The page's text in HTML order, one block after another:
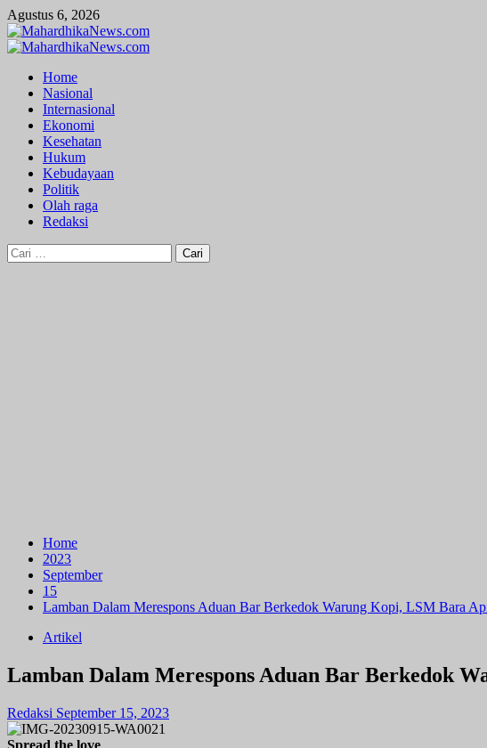
Skip
to
content
Agustus 6, 2026
Primary
Home
Nasional
Internasional
Ekonomi
Kesehatan
Hukum
Kebudayaan
Politik
Olah raga
Redaksi
Cari
untuk:
Home
2023
September
15
Lamban Dalam Merespons Aduan Bar Berkedok Warung Kopi, LSM Bara
Artikel
Lamban Dalam Merespons Aduan Bar Berkedok
Redaksi September 15, 2023
Spread the love